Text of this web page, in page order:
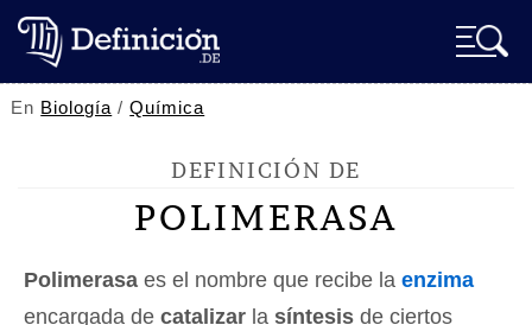
En Biología /Química
DEFINICIÓN DE
POLIMERASA
Polimerasa es el nombre que recibe la enzima
encargada de catalizar la síntesis de ciertos